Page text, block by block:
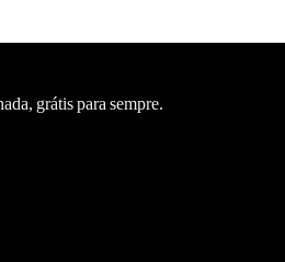
grátis para sempre.